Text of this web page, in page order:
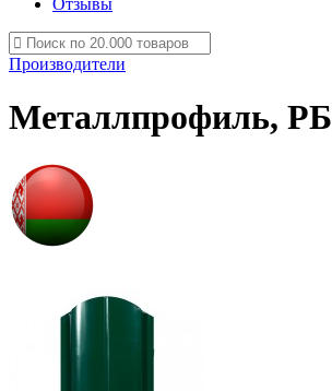
Отзывы
Производители
Металлпрофиль, РБ